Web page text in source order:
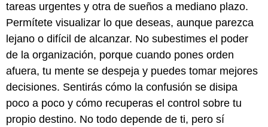
tareas urgentes y otra de sueños a mediano plazo.
Permítete visualizar lo que deseas, aunque parezca
lejano o difícil de alcanzar. No subestimes el poder
de la organización, porque cuando pones orden
afuera, tu mente se despeja y puedes tomar mejores
decisiones. Sentirás cómo la confusión se disipa
poco a poco y cómo recuperas el control sobre tu
propio destino. No todo depende de ti, pero sí